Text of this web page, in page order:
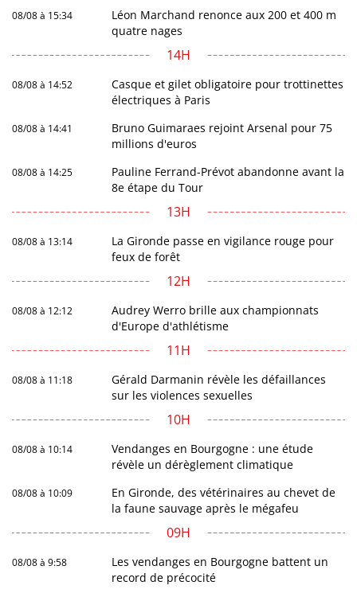
08/08 à 15:34
Léon Marchand renonce aux 200 et 400 m
quatre nages
14H
08/08 à 14:52
Casque et gilet obligatoire pour trottinettes
électriques à Paris
08/08 à 14:41
Bruno Guimaraes rejoint Arsenal pour 75
millions d'euros
08/08 à 14:25
Pauline Ferrand-Prévot abandonne avant la
8e étape du Tour
13H
08/08 à 13:14
La Gironde passe en vigilance rouge pour
feux de forêt
12H
08/08 à 12:12
Audrey Werro brille aux championnats
d'Europe d'athlétisme
11H
08/08 à 11:18
Gérald Darmanin révèle les défaillances
sur les violences sexuelles
10H
08/08 à 10:14
Vendanges en Bourgogne : une étude
révèle un dérèglement climatique
08/08 à 10:09
En Gironde, des vétérinaires au chevet de
la faune sauvage après le mégafeu
09H
08/08 à 9:58
Les vendanges en Bourgogne battent un
record de précocité